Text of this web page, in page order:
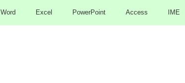
Word Excel PowerPoint Access IME